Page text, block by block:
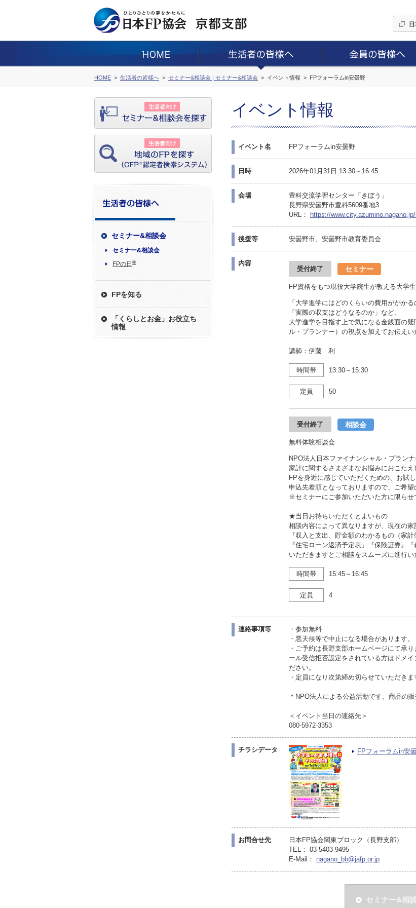
HOME 生活者の皆様へ セミナー&相談会 | セミナー&相談会 イベント情報 FPフォーラムin安曇野
セミナー&相談会
セミナー&相談会
FPの日 ®
FPを知る
「くらしとお金」お役立ち
情報
イベント情報
イベント名 FPフォーラムin安曇野
日時 2026年01月31日 13:30～16:45
会場
豊科交流学習センター「きぼう」
長野県安曇野市豊科5609番地3
URL：
https://
後援等 安曇野市、安曇野市教育委員会
内容
受付終了 セミナー
FP資格をもつ現役大学院生が教える大学
「大学進学にはどのくらいの費用がかか
「実際の収支はどうなるのか」など、
大学進学を目指す上で気になる金銭面の
ル・プランナー）の視点を加えてお伝えい
講師：伊藤 利
時間帯 13:30～15:30
定員 50
受付終了 相談会
無料体験相談会
NPO法人日本ファイナンシャル・プラン
家計に関するさまざまなお悩みにおこたえ
FPを身近に感じていただくための、お試
申込先着順となっておりますので、ご希望
※セミナーにご参加いただいた方に限らせ
★当日お持ちいただくとよいもの
相談内容によって異なりますが、現在の家
『収入と支出、貯金額のわかるもの（家
『住宅ローン返済予定表』『保険証券』
いただきますとご相談をスムーズに進行い
時間帯 15:45～16:45
定員 4
連絡事項等
・参加無料
・悪天候等で中止になる場合があります。
・ご予約は長野支部ホームページにて承
ール受信拒否設定をされている方はドメ
ださい。
・定員になり次第締め切らせていただきま
＊NPO法人による公益活動です。商品の
＜イベント当日の連絡先＞
080-5972-3353
チラシデータ FPフォーラムin安
お問合せ先
日本FP協会関東ブロック（長野支部）
TEL： 03-5403-9495
E-Mail： nagano_bb@jafp.or.jp
セミナー&相